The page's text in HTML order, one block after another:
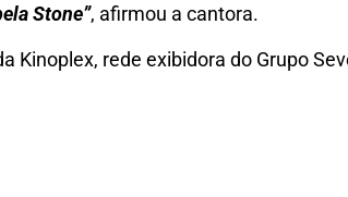
Stone”, afirmou a cantora.
Kinoplex, rede exibidora do Grupo